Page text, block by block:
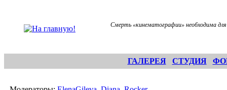
Смерть «кинематографии» необходима
ГАЛЕРЕЯ СТУДИЯ